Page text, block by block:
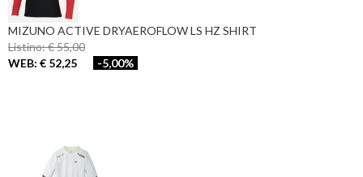
MIZUNO ACTIVE DRYAEROFLOW LS HZ SHIRT
Listino: € 55,00
WEB: € 52,25
-5,00%